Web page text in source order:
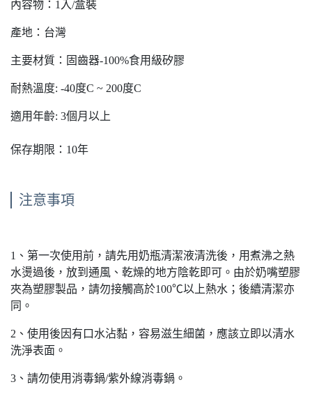
內容物：1入/盒裝
產地：台灣
主要材質：固齒器-100%食用級矽膠
耐熱溫度: -40度C ~ 200度C
適用年齡: 3個月以上
保存期限：10年
注意事項
1、第一次使用前，請先用奶瓶清潔液清洗後，用煮沸之熱
水燙過後，放到通風、乾燥的地方陰乾即可。由於奶嘴塑膠
夾為塑膠製品，請勿接觸高於100℃以上熱水；後續清潔亦
同。
2、使用後因有口水沾黏，容易滋生細菌，應該立即以清水
洗淨表面。
3、請勿使用消毒鍋/紫外線消毒鍋。